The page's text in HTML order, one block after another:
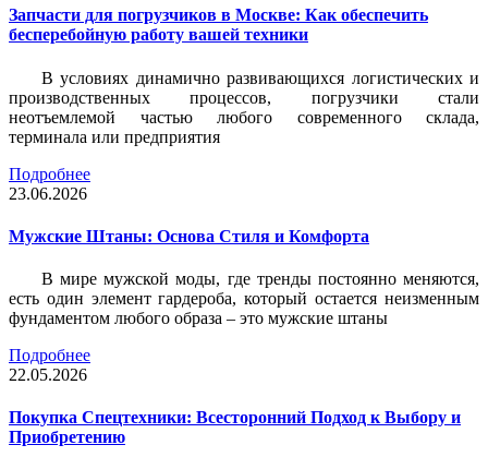
Запчасти для погрузчиков в Москве: Как обеспечить
бесперебойную работу вашей техники
В условиях динамично развивающихся логистических и
производственных процессов, погрузчики стали
неотъемлемой частью любого современного склада,
терминала или предприятия
Подробнее
23.06.2026
Мужские Штаны: Основа Стиля и Комфорта
В мире мужской моды, где тренды постоянно меняются,
есть один элемент гардероба, который остается неизменным
фундаментом любого образа – это мужские штаны
Подробнее
22.05.2026
Покупка Спецтехники: Всесторонний Подход к Выбору и
Приобретению